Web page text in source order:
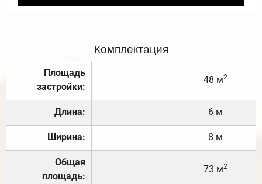
Комплектация
Площадь
застройки:
48 м2
Длина: 6 м
Ширина: 8 м
Общая
площадь:
73 м2